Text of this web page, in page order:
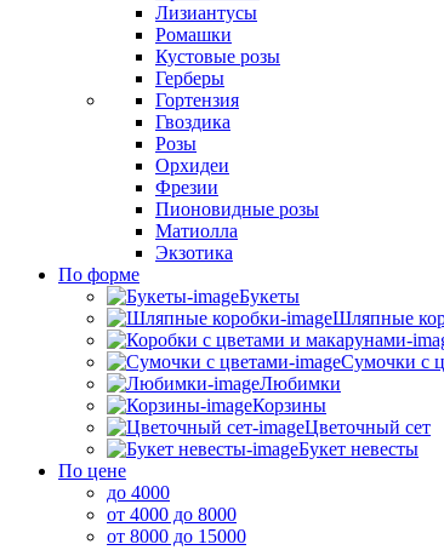
Лизиантусы
Ромашки
Кустовые розы
Герберы
Гортензия
Гвоздика
Розы
Орхидеи
Фрезии
Пионовидные розы
Матиолла
Экзотика
По форме
Букеты
Шляпные
Сумочки с
Любимки
Корзины
Цветочный сет
Букет невесты
По цене
до 4000
от 4000 до 8000
от 8000 до 15000